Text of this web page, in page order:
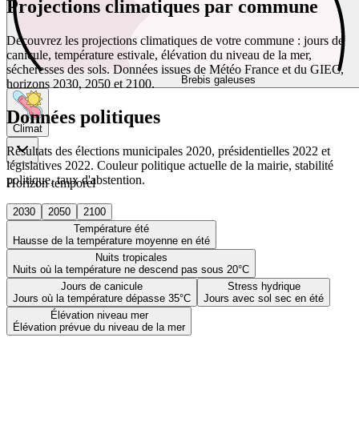
Brebis galeuses
Climat
Horizon temporel
2030 2050
2100
Température été
Hausse de la température moyenne en été
Nuits tropicales
Nuits où la température ne descend pas sous 20°C
Jours de canicule
Jours où la température dépasse 35°C
Stress hydrique
Jours avec sol sec en été
Élévation niveau mer
Élévation prévue du niveau de la mer
Projections climatiques par commune
Découvrez les projections climatiques de votre commune : jours de
canicule, température estivale, élévation du niveau de la mer,
sécheresses des sols. Données issues de Météo France et du GIEC,
horizons 2030, 2050 et 2100.
Données politiques
Résultats des élections municipales 2020, présidentielles 2022 et
législatives 2022. Couleur politique actuelle de la mairie, stabilité
politique, taux d'abstention.